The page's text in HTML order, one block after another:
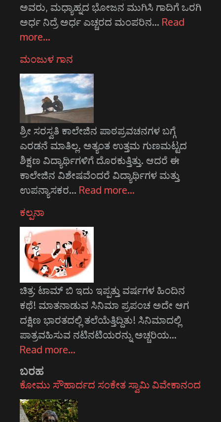
ಅವರು, ಮಧ್ಯಾಹ್ನದ ಭೋಜನ ಮುಗಿಸಿ ಗಾದಿಗೆ ಒರಗಿ
ಅರ್ಧ ನಿದ್ರೆ ಅರ್ಧ ಎಚ್ಚರದ ಮಂಪರಿನ… Read
more…
ಮಂಜುಳ ಗಾನ
ಶ್ರೀ ಸರಸ್ವತಿ ಕಾಲೇಜಿನ ಪಾಠಪ್ರವಚನಗಳ ಬಗ್ಗೆ
ಎರಡನೆ ಮಾತಿಲ್ಲ. ಅತ್ಯಂತ ಉತ್ತಮ ಗುಣಮಟ್ಟದ
ಶಿಕ್ಷಣ ವಿದ್ಯಾರ್ಥಿಗಳಿಗೆ ದೊರಕುತ್ತಿತ್ತು. ಆದರೆ ಈ
ಕಾಲೇಜಿನ ವಿಶೇಷವೆಂದರೆ ವಿದ್ಯಾರ್ಥಿಗಳ ಮತ್ತು
ಉಪನ್ಯಾಸಕರ… Read more…
ಕಲ್ಪನಾ
ಚಿತ್ರ: ಟಾಮ್ ಬಿ ಇದು ಇಪ್ಪತ್ತು ವರ್ಷಗಳ ಹಿಂದಿನ
ಕಥೆ! ಮಾತನಾಡುವ ಸಿನಿಮಾ ಪ್ರಪಂಚ ಅದೇ ಆಗ
ದಕ್ಷಿಣ ಭಾರತದಲ್ಲಿ ತಲೆಯೆತ್ತಿದ್ದಿತು! ಸಿನಿಮಾದಲ್ಲಿ
ಪಾತ್ರವಹಿಸುವ ನಟಿನಟಿಯರನ್ನು ಅಚ್ಚರಿಯ…
Read more…
ಬರಹ
ಕೋಮು ಸೌಹಾರ್ದದ ಸಂಕೇತ ಸ್ವಾಮಿ ವಿವೇಕಾನಂದ